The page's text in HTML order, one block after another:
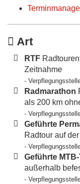
Art
RTF
Zeitnahme
-
Radmarathon
als 200 km
-
Geführte
Radtour auf
-
Geführte
außerhalb
-